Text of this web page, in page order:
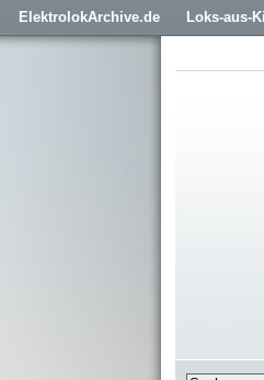
ElektrolokArchive.de Loks-aus-